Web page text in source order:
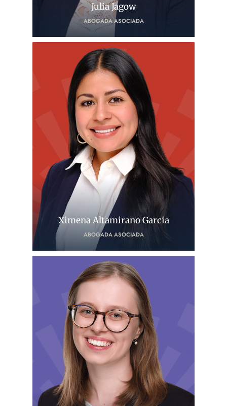
Julia Jagow
ABOGADA ASOCIADA
Ximena Altamirano Garcia
ABOGADA ASOCIADA